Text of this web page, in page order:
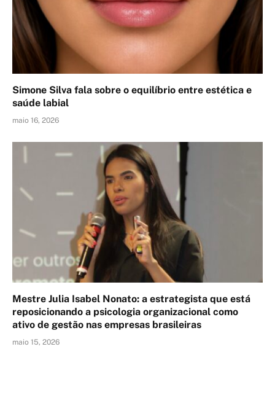
Simone Silva fala sobre o equilíbrio entre estética e
saúde labial
maio 16, 2026
Mestre Julia Isabel Nonato: a estrategista que está
reposicionando a psicologia organizacional como
ativo de gestão nas empresas brasileiras
maio 15, 2026